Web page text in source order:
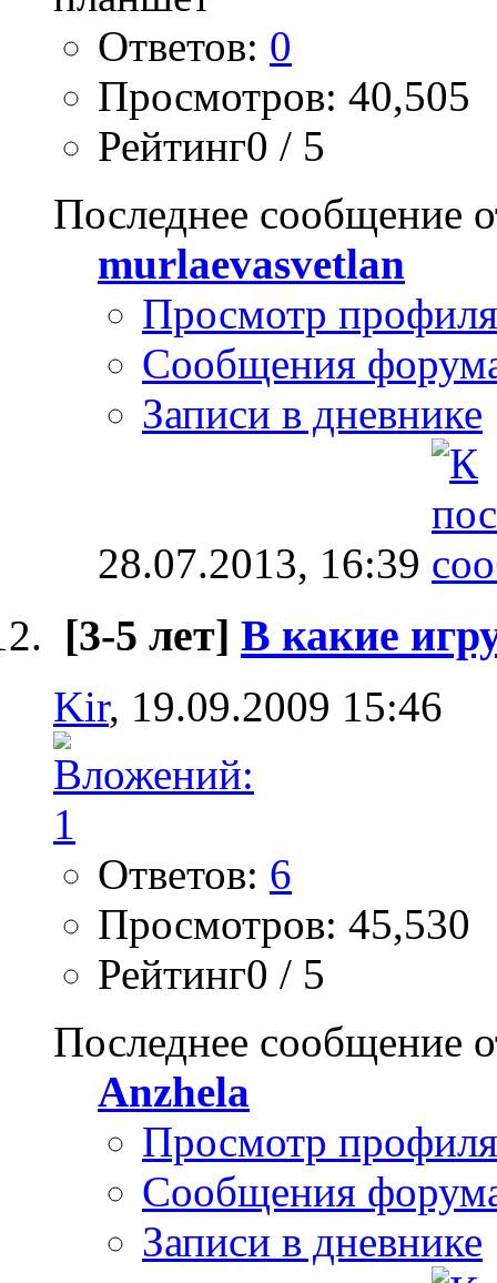
Ответов: 0
Просмотров: 40,505
Рейтинг0 / 5
Последнее сообщение
murlaevasvetlan
Просмотр профиля
Сообщения
Записи в дневнике
28.07.2013, 16:39
[3-5 лет] В какие
Kir, 19.09.2009 15:46
Ответов: 6
Просмотров: 45,530
Рейтинг0 / 5
Последнее сообщение
Anzhela
Просмотр профиля
Сообщения
Записи в дневнике